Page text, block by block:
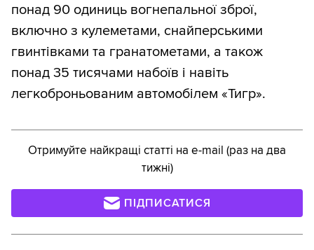
понад 90 одиниць вогнепальної зброї,
включно з кулеметами, снайперськими
гвинтівками та гранатометами, а також
понад 35 тисячами набоїв і навіть
легкоброньованим автомобілем «Тигр».
Отримуйте найкращі статті на e-mail (раз на два
тижні)
ПІДПИСАТИСЯ